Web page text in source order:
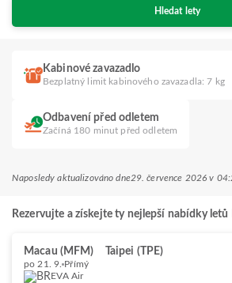
Hledat lety
Kabinové zavazadlo
Bezplatný limit kabinového zavazadla: 7 kg
Odbavení před odletem
Začíná 180 minut před odletem
Naposledy aktualizováno dne29. července 2026 v
Rezervujte a získejte ty nejlepší nabídky letů
Macau (MFM) Taipei (TPE)
po 21. 9. Přímý
EVA Air